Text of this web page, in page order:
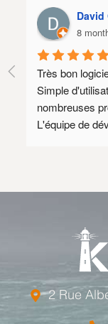
David
8
Très bon
Simple
nombreuses
L'équipe de
Au plaisir de
d'envisager
de
qui justifie ce
2 Rue